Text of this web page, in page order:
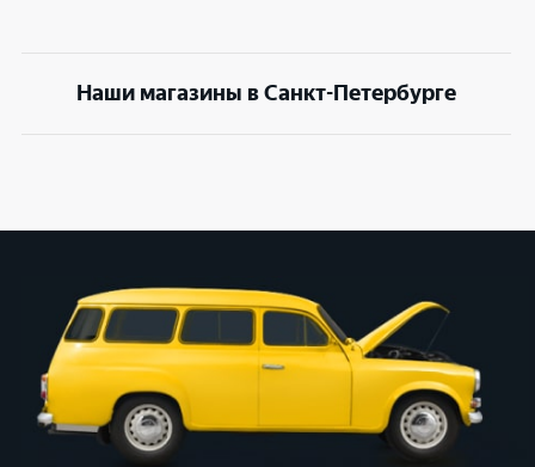
Наши магазины в Санкт-Петербурге